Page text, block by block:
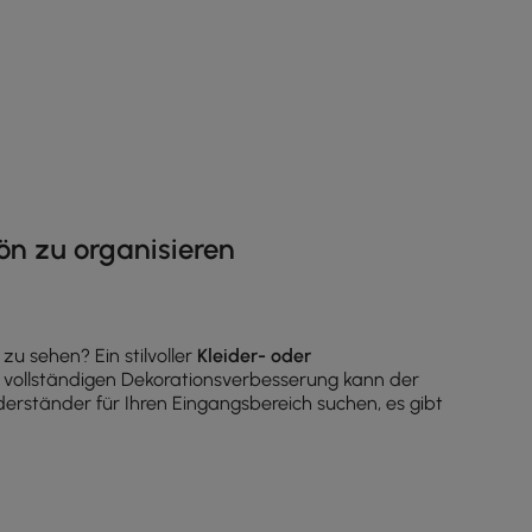
zu organisieren
sehen? Ein stilvoller Kleider- oder
Dekorationsverbesserung kann der
für Ihren Eingangsbereich suchen, es gibt